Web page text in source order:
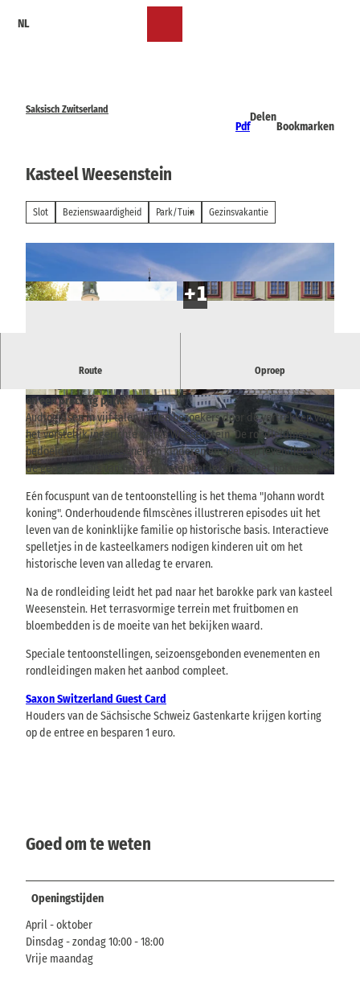
NL
Saksisch Zwitserland
Pdf
Delen
Bookmarken
Kasteel Weesenstein
Slot Bezienswaardigheid Park/Tuin Gezinsvakantie
© Marzella Röder | AI-geoptimaliseerd © viawww.saechsische-schweiz.de, Hans Finear
t |CC-BY-SA
Route Oproep
Een machtig complex van kasteel Weesenstein op een rots boven
en een prachtig park.
Audiogidsen in vijf talen leiden bezoekers door de vertrekken van
het vorstelijk ingerichte paleis Weesenstein. De rondleiding is
bedoeld voor volwassenen en kinderen en geeft op levendige wijze
de geschiedenis van het gebouw en het leven aan het hof weer.
Eén focuspunt van de tentoonstelling is het thema "Johann wordt
koning". Onderhoudende filmscènes illustreren episodes uit het
leven van de koninklijke familie op historische basis. Interactieve
spelletjes in de kasteelkamers nodigen kinderen uit om het
historische leven van alledag te ervaren.
Na de rondleiding leidt het pad naar het barokke park van kasteel
Weesenstein. Het terrasvormige terrein met fruitbomen en
bloembedden is de moeite van het bekijken waard.
Speciale tentoonstellingen, seizoensgebonden evenementen en
rondleidingen maken het aanbod compleet.
Saxon Switzerland Guest Card
Houders van de Sächsische Schweiz Gastenkarte krijgen korting
op de entree en besparen 1 euro.
Goed om te weten
Openingstijden
April - oktober
Dinsdag - zondag 10:00 - 18:00
Vrije maandag